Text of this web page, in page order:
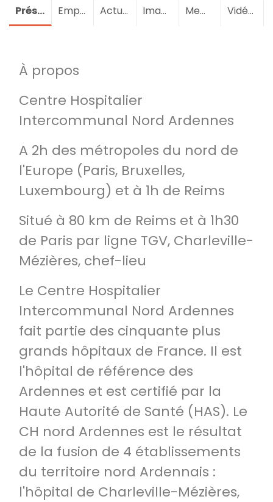
Présentation Emploi Actualités Images Membres Vidéos
À propos
Centre Hospitalier
Intercommunal Nord Ardennes
A 2h des métropoles du nord de
l'Europe (Paris, Bruxelles,
Luxembourg) et à 1h de Reims
Situé à 80 km de Reims et à 1h30
de Paris par ligne TGV, Charleville-
Mézières, chef-lieu
Le Centre Hospitalier
Intercommunal Nord Ardennes
fait partie des cinquante plus
grands hôpitaux de France. Il est
l'hôpital de référence des
Ardennes et est certifié par la
Haute Autorité de Santé (HAS). Le
CH nord Ardennes est le résultat
de la fusion de 4 établissements
du territoire nord Ardennais :
l'hôpital de Charleville-Mézières,